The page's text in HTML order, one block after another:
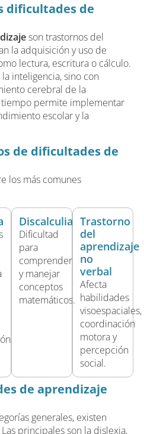
dificultades de
son trastornos del
la adquisición y uso de
lectura, escritura o cálculo.
inteligencia, sino con
cerebral de la
permite implementar
escolar y la
de dificultades de
los más comunes
Discalculia
Dificultad
para
comprender
y manejar
conceptos
matemáticos.
Trastorno
del
aprendizaje
no
verbal
Afecta
habilidades
visoespaciales,
coordinación
motora y
percepción
social.
de aprendizaje
generales, existen
principales son la dislexia,